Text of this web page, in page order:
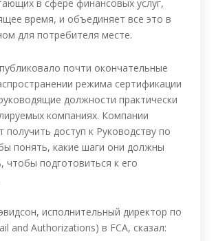
в сфере финансовых услуг,
время, и объединяет все это в
для потребителя месте.
почти окончательные
режима сертификации
должности практически
компаниях. Компании
получить доступ к Руководству по
понять, какие шаги они должны
чтобы подготовиться к его
исполнительный директор по
and Authorizations) в FCA, сказал: